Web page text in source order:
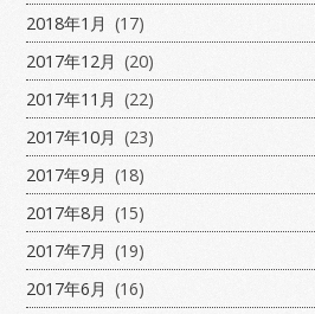
2018年1月 (17)
2017年12月 (20)
2017年11月 (22)
2017年10月 (23)
2017年9月 (18)
2017年8月 (15)
2017年7月 (19)
2017年6月 (16)